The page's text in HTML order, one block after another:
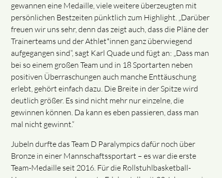
gewannen eine Medaille, viele weitere überzeugten mit
persönlichen Bestzeiten pünktlich zum Highlight. „Darüber
freuen wir uns sehr, denn das zeigt auch, dass die Pläne der
Trainerteams und der Athlet*innen ganz überwiegend
aufgegangen sind“, sagt Karl Quade und fügt an: „Dass man
bei so einem großen Team und in 18 Sportarten neben
positiven Überraschungen auch manche Enttäuschung
erlebt, gehört einfach dazu. Die Breite in der Spitze wird
deutlich größer. Es sind nicht mehr nur einzelne, die
gewinnen können. Da kann es eben passieren, dass man
mal nicht gewinnt.“
Jubeln durfte das Team D Paralympics dafür noch über
Bronze in einer Mannschaftssportart – es war die erste
Team-Medaille seit 2016. Für die Rollstuhlbasketball-